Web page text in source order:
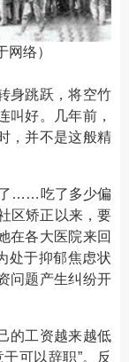
络）
跳跃，将空竹
叫好。几年前，
，并不是这般精
……吃了多少偏
区矫正以来，要
在各大医院来回
处于抑郁焦虑状
问题产生纠纷开
工资越来越低
可以辞职”。反